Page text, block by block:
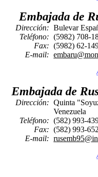
Embajada de
Dirección:
Teléfono:
Fax:
E-mail:
Bulevar
(5982) 708-
(5982) 62-
Embajada de
Dirección:
Teléfono:
Fax:
E-mail:
Quinta
Venezuela
(582) 993-
(582) 993-